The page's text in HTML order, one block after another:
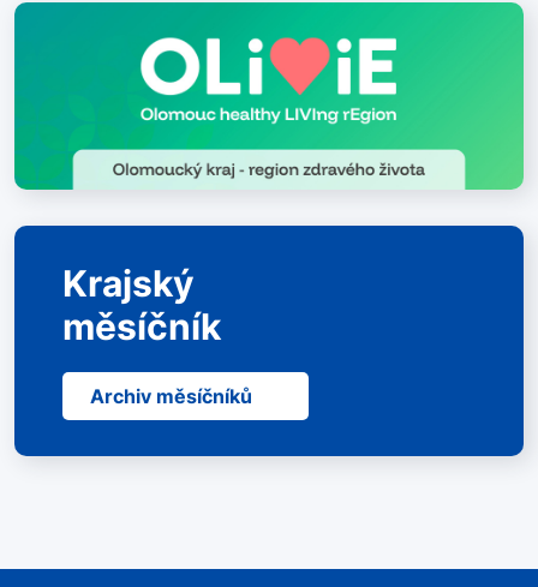
Krajský
měsíčník
Archiv měsíčníků